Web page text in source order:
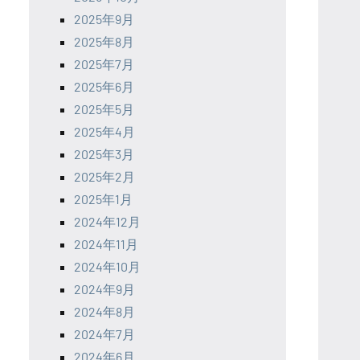
2025年9月
2025年8月
2025年7月
2025年6月
2025年5月
2025年4月
2025年3月
2025年2月
2025年1月
2024年12月
2024年11月
2024年10月
2024年9月
2024年8月
2024年7月
2024年6月